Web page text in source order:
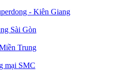
- Kiên Giang
Sài Gòn
Trung
mại SMC